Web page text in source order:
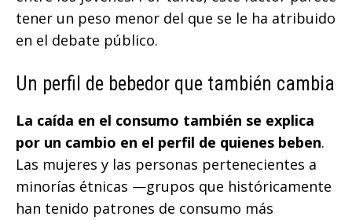
tener un peso menor del que se le ha atribuido
en el debate público.
Un perfil de bebedor que también cambia
La caída en el consumo también se explica
por un cambio en el perfil de quienes beben.
Las mujeres y las personas pertenecientes a
minorías étnicas —grupos que históricamente
han tenido patrones de consumo más